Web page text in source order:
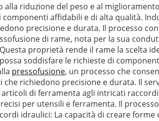
riduzione del peso e al
affidabili e di alta qualità.
precisione e durata. Il processo
di rame, nota per la sua
proprietà rende il rame la scelta
soddisfare le richieste di
pressofusione, un processo che
richiedono precisione e durata. Il
di ferramenta agli intricati
per utensili e ferramenta. Il
idraulici: La capacità di creare